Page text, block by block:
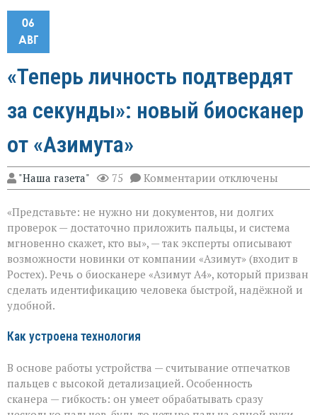
06
АВГ
«Теперь личность подтвердят
за секунды»: новый биосканер
от «Азимута»
"Наша газета" 75 Комментарии к
записи
личность
подтвердят
за
секунды»:
новый
биосканер
от
«Азимута»
отключены
«Представьте: не нужно ни документов, ни долгих
проверок — достаточно приложить пальцы, и система
мгновенно скажет, кто вы», — так эксперты описывают
возможности новинки от компании «Азимут» (входит в
Ростех). Речь о биосканере «Азимут А4», который призван
сделать идентификацию человека быстрой, надёжной и
удобной.
Как устроена технология
В основе работы устройства — считывание отпечатков
пальцев с высокой детализацией. Особенность
сканера — гибкость: он умеет обрабатывать сразу